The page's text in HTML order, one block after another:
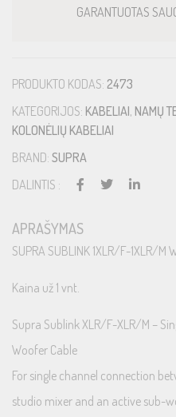
GARANTUOTAS
PRODUKTO KODAS: 2473
KATEGORIJOS: KABELIAI, NAMŲ
KOLONĖLIŲ KABELIAI
BRAND: SUPRA
DALINTIS :
APRAŠYMAS
SUPRA SUBLINK 1XLR/F-1XLR/M
Kaina už 1 vnt.
Supra Sublink XLR/F-XLR/M –
Woofer Cable
For single channel connection
studio mixer and an active sub-